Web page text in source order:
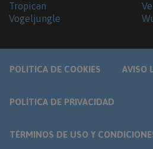
Tropican
Vogeljungle
POLITICA DE COOKIES AVISO
POLÍTICA DE PRIVACIDAD
TÉRMINOS DE USO Y